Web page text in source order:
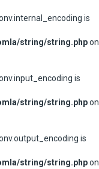
is
string/string.phpon
is
string/string.phpon
is
string/string.phpon